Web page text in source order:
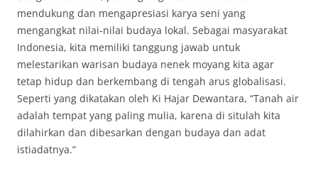
mendukung dan mengapresiasi karya seni yang
mengangkat nilai-nilai budaya lokal. Sebagai masyarakat
Indonesia, kita memiliki tanggung jawab untuk
melestarikan warisan budaya nenek moyang kita agar
tetap hidup dan berkembang di tengah arus globalisasi.
Seperti yang dikatakan oleh Ki Hajar Dewantara, “Tanah air
adalah tempat yang paling mulia, karena di situlah kita
dilahirkan dan dibesarkan dengan budaya dan adat
istiadatnya.”